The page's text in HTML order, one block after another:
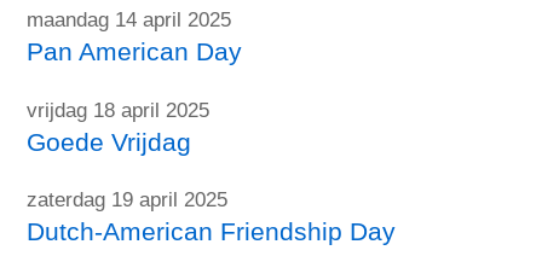
maandag 14 april 2025
Pan American Day
vrijdag 18 april 2025
Goede Vrijdag
zaterdag 19 april 2025
Dutch-American Friendship Day